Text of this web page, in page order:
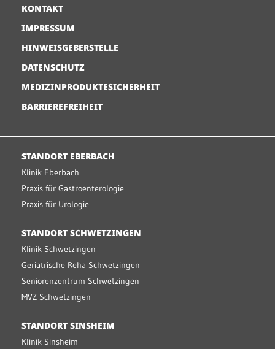
KONTAKT
IMPRESSUM
HINWEISGEBERSTELLE
DATENSCHUTZ
MEDIZINPRODUKTESICHERHEIT
BARRIEREFREIHEIT
STANDORT EBERBACH
Klinik Eberbach
Praxis für Gastroenterologie
Praxis für Urologie
STANDORT SCHWETZINGEN
Klinik Schwetzingen
Geriatrische Reha Schwetzingen
Seniorenzentrum Schwetzingen
MVZ Schwetzingen
STANDORT SINSHEIM
Klinik Sinsheim